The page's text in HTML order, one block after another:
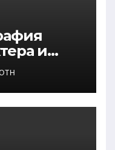
и
чья